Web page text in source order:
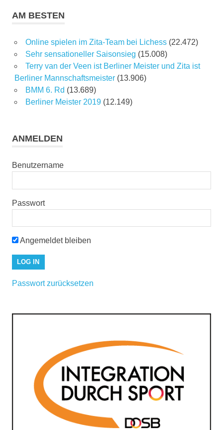
AM BESTEN
Online spielen im Zita-Team bei Lichess (22.472)
Sehr sensationeller Saisonsieg (15.008)
Terry van der Veen ist Berliner Meister und Zita ist
Berliner Mannschaftsmeister (13.906)
BMM 6. Rd (13.689)
Berliner Meister 2019 (12.149)
ANMELDEN
Benutzername
Passwort
Angemeldet bleiben
Passwort zurücksetzen